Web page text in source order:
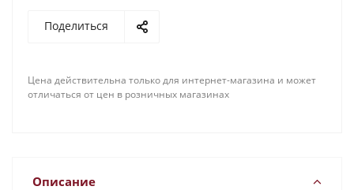
Поделиться
Цена действительна только для интернет-магазина и может
отличаться от цен в розничных магазинах
Описание